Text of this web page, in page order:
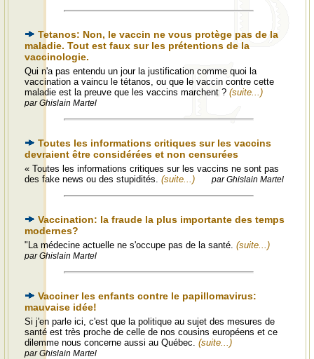
Tetanos: Non, le vaccin ne vous protège pas de la
maladie. Tout est faux sur les prétentions de la
vaccinologie.
Qui n'a pas entendu un jour la justification comme quoi la
vaccination a vaincu le tétanos, ou que le vaccin contre cette
maladie est la preuve que les vaccins marchent ? (suite...)
par Ghislain Martel
Toutes les informations critiques sur les vaccins
devraient être considérées et non censurées
« Toutes les informations critiques sur les vaccins ne sont pas
des fake news ou des stupidités. (suite...) par Ghislain Martel
Vaccination: la fraude la plus importante des temps
modernes?
"La médecine actuelle ne s'occupe pas de la santé. (suite...)
par Ghislain Martel
Vacciner les enfants contre le papillomavirus:
mauvaise idée!
Si j'en parle ici, c'est que la politique au sujet des mesures de
santé est très proche de celle de nos cousins européens et ce
dilemme nous concerne aussi au Québec. (suite...)
par Ghislain Martel